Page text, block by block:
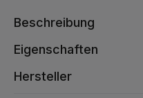
Beschreibung
Eigenschaften
Hersteller